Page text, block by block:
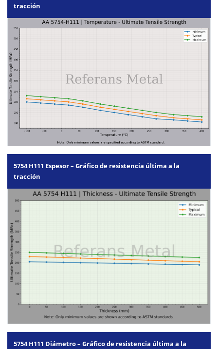
tracción
5754 H111 Espesor – Gráfico de resistencia última a la
tracción
5754 H111 Diámetro – Gráfico de resistencia última a la